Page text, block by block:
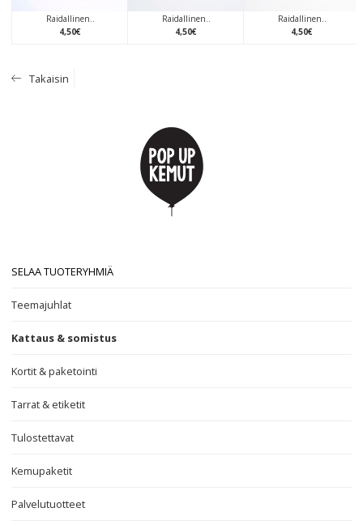
Raidallinen..
4,50€
Raidallinen..
4,50€
Raidallinen..
4,50€
Takaisin
SELAA TUOTERYHMIÄ
Teemajuhlat
Kattaus & somistus
Kortit & paketointi
Tarrat & etiketit
Tulostettavat
Kemupaketit
Palvelutuotteet